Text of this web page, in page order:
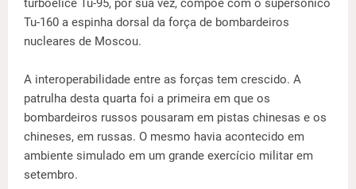
turboélice Tu-95, por sua vez, compõe com o supersônico
Tu-160 a espinha dorsal da força de bombardeiros
nucleares de Moscou.
A interoperabilidade entre as forças tem crescido. A
patrulha desta quarta foi a primeira em que os
bombardeiros russos pousaram em pistas chinesas e os
chineses, em russas. O mesmo havia acontecido em
ambiente simulado em um grande exercício militar em
setembro.